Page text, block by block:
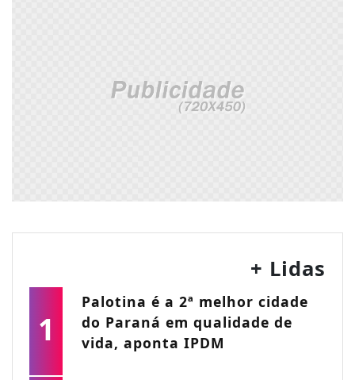
+ Lidas
1
Palotina é a 2ª melhor cidade
do Paraná em qualidade de
vida, aponta IPDM